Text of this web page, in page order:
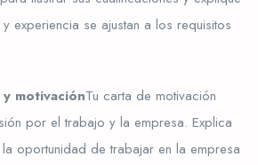
experiencia se ajustan a los requisitos
motivaciónTu carta de motivación
por el trabajo y la empresa. Explica
oportunidad de trabajar en la empresa